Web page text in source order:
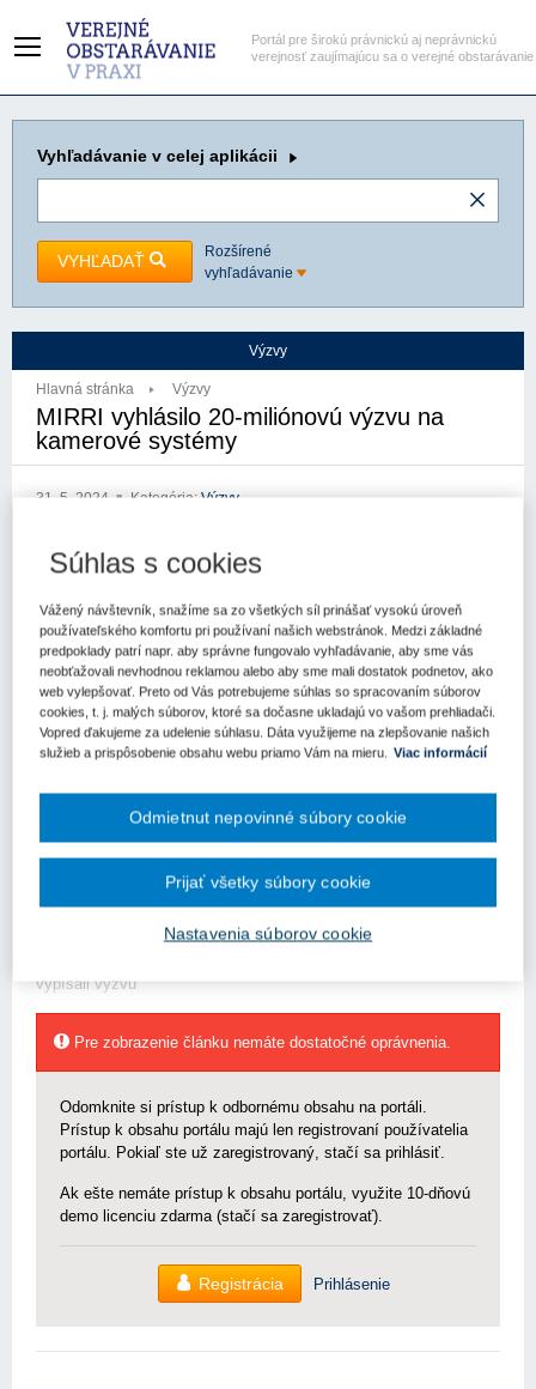
Portál pre širokú právnickú aj neprávnickú
verejnosť zaujímajúcu sa o verejné obstarávanie
Vyhľadávanie v celej aplikácii
VYHĽADAŤ
Rozšírené
vyhľadávanie
Výzvy
Hlavná stránka Výzvy
MIRRI vyhlásilo 20-miliónovú výzvu na
kamerové systémy
31. 5. 2024 Kategória: Výzvy
regionálneho rozvoja a informatizácie SR (MIRRI) vyhlásilo
modernizovať inteligentné samosprávy a zvýšiť bezpečie v
uliciach miest a obcí, a tým aj zvýšiť kvalitu života občanov a
odolnosť samospráv.
V rámci rezortného dňa v okrese Komárno o tom v Komárne
informoval minister investícií, regionálneho rozvoja a
informatizácie SR Richard Raši za účasti štátneho tajomníka
rezortu Michala Kaliňáka.
Suma prevyšujúca 20 miliónov eur, z ktorej sú takmer 4 milióny
eur určené na bezpečné fyzické prostredie obcí, miest a regiónov
inteligentných miest a regiónov, je oficiálne vyhlásená.
roky 11 miliónov eur, od roku 2020 do roku 2023, teda za bývalej
vypísali výzvu
Pre zobrazenie článku nemáte dostatočné oprávnenia.
Odomknite si prístup k odbornému obsahu na portáli.
Prístup k obsahu portálu majú len registrovaní používatelia
portálu. Pokiaľ ste už zaregistrovaný, stačí sa prihlásiť.
Ak ešte nemáte prístup k obsahu portálu, využite 10-dňovú
demo licenciu zdarma (stačí sa zaregistrovať).
Registrácia Prihlásenie
Súhlas s cookies
Vážený návštevník, snažíme sa zo všetkých síl prinášať vysokú úroveň
používateľského komfortu pri používaní našich webstránok. Medzi základné
predpoklady patrí napr. aby správne fungovalo vyhľadávanie, aby sme vás
neobťažovali nevhodnou reklamou alebo aby sme mali dostatok podnetov, ako
web vylepšovať. Preto od Vás potrebujeme súhlas so spracovaním súborov
cookies, t. j. malých súborov, ktoré sa dočasne ukladajú vo vašom prehliadači.
Vopred ďakujeme za udelenie súhlasu. Dáta využijeme na zlepšovanie našich
služieb a prispôsobenie obsahu webu priamo Vám na mieru. Viac informácií
Nastavenia súborov cookie
Odmietnut nepovinné súbory cookie
Prijať všetky súbory cookie